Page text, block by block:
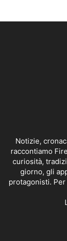
Notizie,
raccontiamo
curiosità,
giorno, gli
protagonisti.